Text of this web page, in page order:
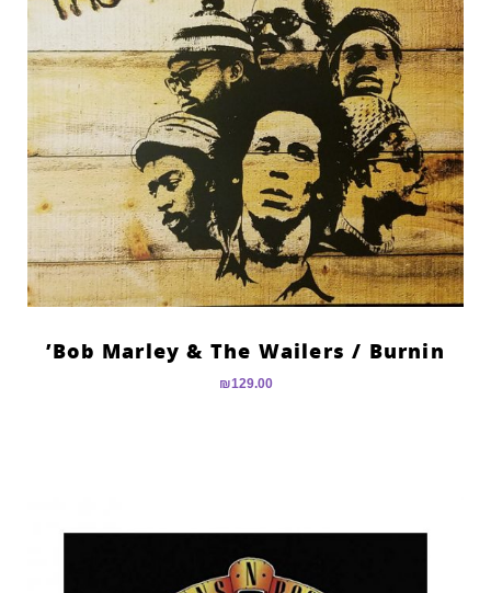
Bob Marley & The Wailers ‎/ Burnin’
₪129.00